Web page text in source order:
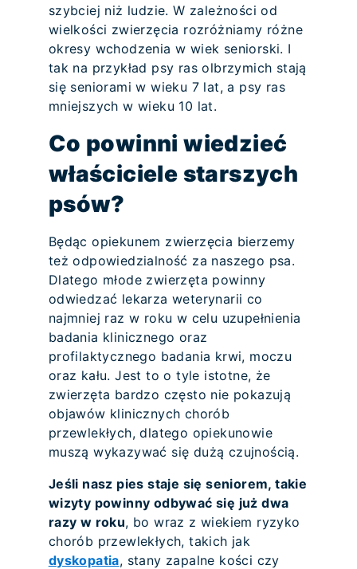
szybciej niż ludzie. W zależności od
wielkości zwierzęcia rozróżniamy różne
okresy wchodzenia w wiek seniorski. I
tak na przykład psy ras olbrzymich stają
się seniorami w wieku 7 lat, a psy ras
mniejszych w wieku 10 lat.
Co powinni wiedzieć
właściciele starszych
psów?
Będąc opiekunem zwierzęcia bierzemy
też odpowiedzialność za naszego psa.
Dlatego młode zwierzęta powinny
odwiedzać lekarza weterynarii co
najmniej raz w roku w celu uzupełnienia
badania klinicznego oraz
profilaktycznego badania krwi, moczu
oraz kału. Jest to o tyle istotne, że
zwierzęta bardzo często nie pokazują
objawów klinicznych chorób
przewlekłych, dlatego opiekunowie
muszą wykazywać się dużą czujnością.
Jeśli nasz pies staje się seniorem, takie
wizyty powinny odbywać się już dwa
razy w roku, bo wraz z wiekiem ryzyko
chorób przewlekłych, takich jak
dyskopatia, stany zapalne kości czy